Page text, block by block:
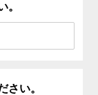
。
さい。